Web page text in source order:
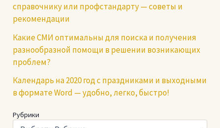
справочнику или профстандарту — советы и
рекомендации
Какие СМИ оптимальны для поиска и получения
разнообразной помощи в решении возникающих
проблем?
Календарь на 2020 год с праздниками и выходными
в формате Word — удобно, легко, быстро!
Рубрики